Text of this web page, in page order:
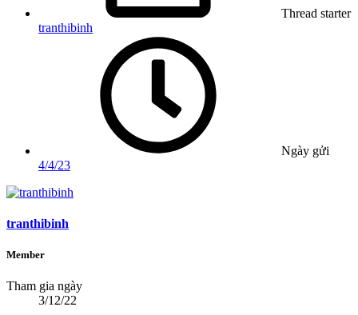
Thread starter
tranthibinh
Ngày gửi
4/4/23
tranthibinh
Member
Tham gia ngày
3/12/22